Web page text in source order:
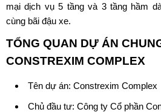
mại dịch vụ 5 tầng và 3 tầng hầm
cùng bãi đậu xe.
TỔNG QUAN DỰ ÁN
CONSTREXIM COMPLEX
Tên dự án: Constrexim Complex
Chủ đầu tư: Công ty Cổ phần